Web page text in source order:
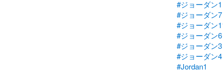
#ジョーダン1
#ジョーダン7
#ジョーダン
#ジョーダン6
#ジョーダン3
#ジョーダン4
#Jordan1